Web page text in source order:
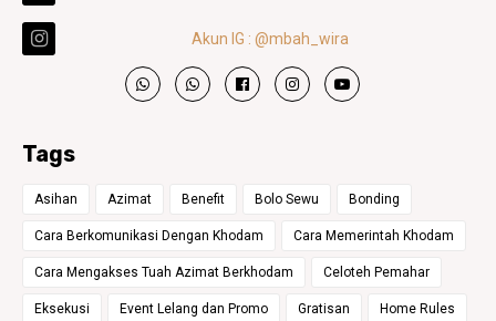
Akun IG : @mbah_wira
Tags
Asihan Azimat Benefit Bolo Sewu Bonding
Cara Berkomunikasi Dengan Khodam Cara Memerintah Khodam
Cara Mengakses Tuah Azimat Berkhodam Celoteh Pemahar
Eksekusi Event Lelang dan Promo Gratisan Home Rules